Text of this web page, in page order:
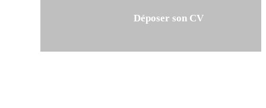
Déposer son CV